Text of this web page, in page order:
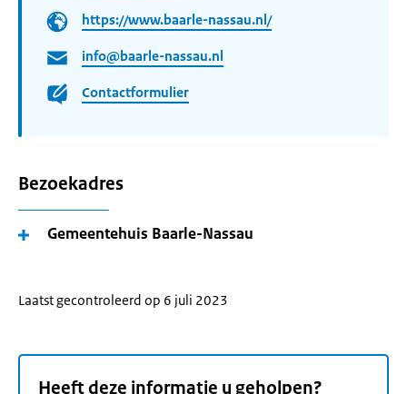
https://www.baarle-nassau.nl/
info@baarle-nassau.nl
Contactformulier
Bezoekadres
Gemeentehuis Baarle-Nassau
Laatst gecontroleerd op 6 juli 2023
Heeft deze informatie u geholpen?